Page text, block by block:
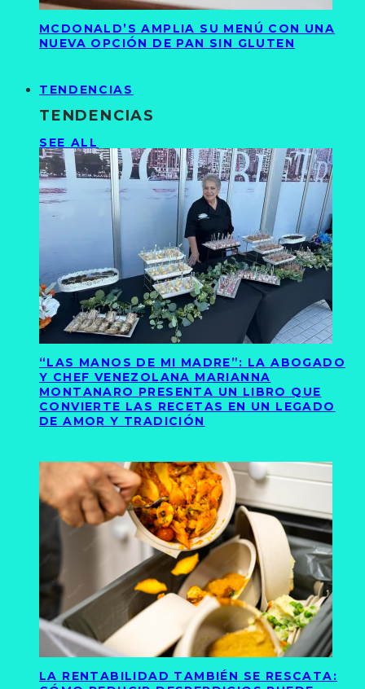
MCDONALD’S AMPLIA SU MENÚ CON UNA
NUEVA OPCIÓN DE PAN SIN GLUTEN
TENDENCIAS
TENDENCIAS
SEE ALL
“LAS MANOS DE MI MADRE”: LA ABOGADO
Y CHEF VENEZOLANA MARIANNA
MONTANARO PRESENTA UN LIBRO QUE
CONVIERTE LAS RECETAS EN UN LEGADO
DE AMOR Y TRADICIÓN
LA RENTABILIDAD TAMBIÉN SE RESCATA: